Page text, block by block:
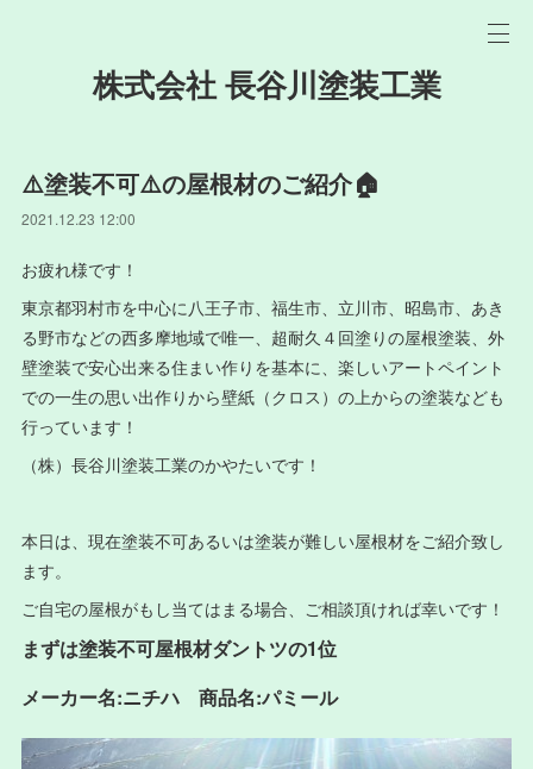
株式会社 長谷川塗装工業
⚠️塗装不可⚠️の屋根材のご紹介🏠
2021.12.23 12:00
お疲れ様です！
東京都羽村市を中心に八王子市、福生市、立川市、昭島市、あき
る野市などの西多摩地域で唯一、超耐久４回塗りの屋根塗装、外
壁塗装で安心出来る住まい作りを基本に、楽しいアートペイント
での一生の思い出作りから壁紙（クロス）の上からの塗装なども
行っています！
（株）長谷川塗装工業のかやたいです！
本日は、現在塗装不可あるいは塗装が難しい屋根材をご紹介致し
ます。
ご自宅の屋根がもし当てはまる場合、ご相談頂ければ幸いです！
まずは塗装不可屋根材ダントツの1位
メーカー名:ニチハ 商品名:パミール